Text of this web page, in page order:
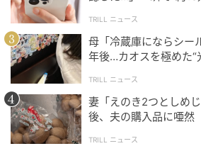
TRILL ニュース
母「冷蔵庫にならシー
年後…カオスを極めた“
TRILL ニュース
妻「えのき2つとしめ
後、夫の購入品に唖然
TRILL ニュース